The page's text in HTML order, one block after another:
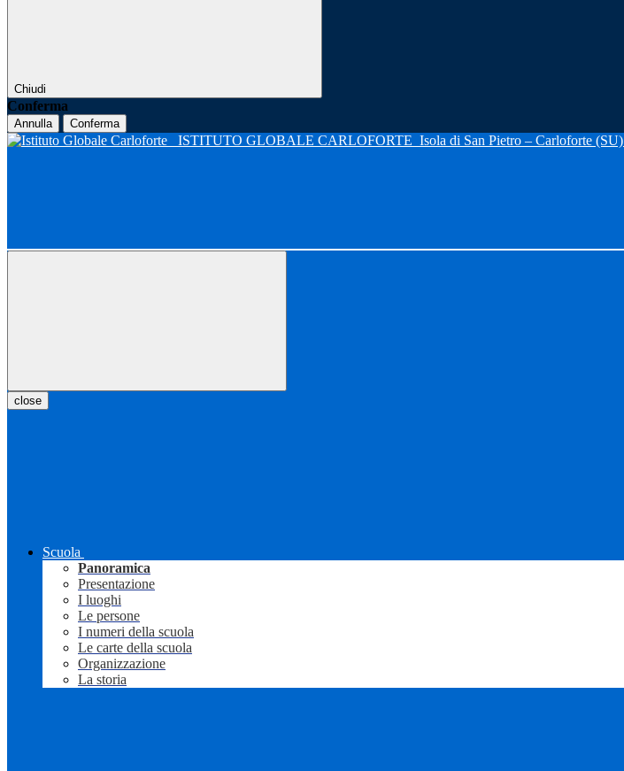
Chiudi
Conferma
Annulla Conferma
ISTITUTO GLOBALE CARLOFORTE Isola di San Pietro – Carloforte (SU)
close
Scuola
Panoramica
Presentazione
I luoghi
Le persone
I numeri della scuola
Le carte della scuola
Organizzazione
La storia